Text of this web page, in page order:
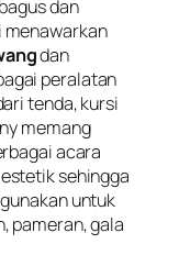
dan
menawarkan
dan
peralatan
tenda, kursi
memang
acara
sehingga
untuk
pameran, gala